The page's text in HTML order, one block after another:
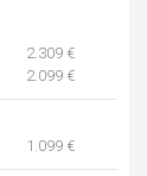
2.309 €
2.099 €
1.099 €